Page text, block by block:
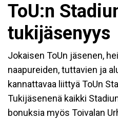
ToU:n
tukijäsenyys
Jokaisen ToUn jäsenen,
naapureiden, tuttavien ja
kannattavaa liittyä ToUn
Tukijäsenenä kaikki
bonuksia myös Toivalan